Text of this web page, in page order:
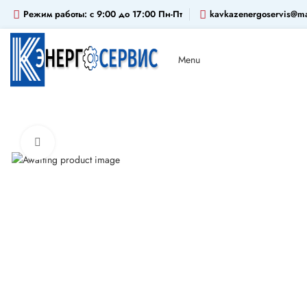
Режим работы: c 9:00 до 17:00 Пн-Пт
Menu